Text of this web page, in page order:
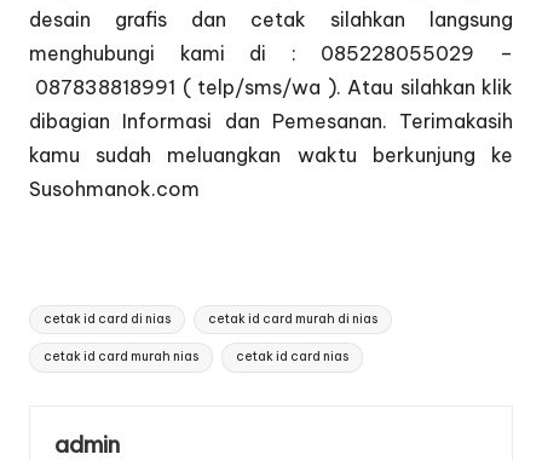
desain grafis dan cetak silahkan langsung
menghubungi kami di : 085228055029 –
087838818991 ( telp/sms/wa ). Atau silahkan klik
dibagian Informasi dan Pemesanan. Terimakasih
kamu sudah meluangkan waktu berkunjung ke
Susohmanok.com
Tags:
cetak id card di nias cetak id card murah di nias
cetak id card murah nias cetak id card nias
admin